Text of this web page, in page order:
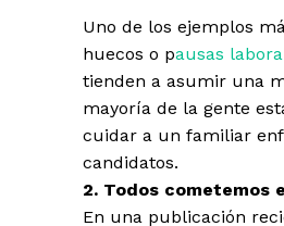
Uno de los ejemplos
huecos o pausas
tienden a asumir una
mayoría de la gente
cuidar a un familiar
candidatos.
2. Todos cometemos
En una publicación